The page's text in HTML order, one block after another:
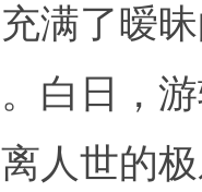
充满了暧
。白日，
离人世的